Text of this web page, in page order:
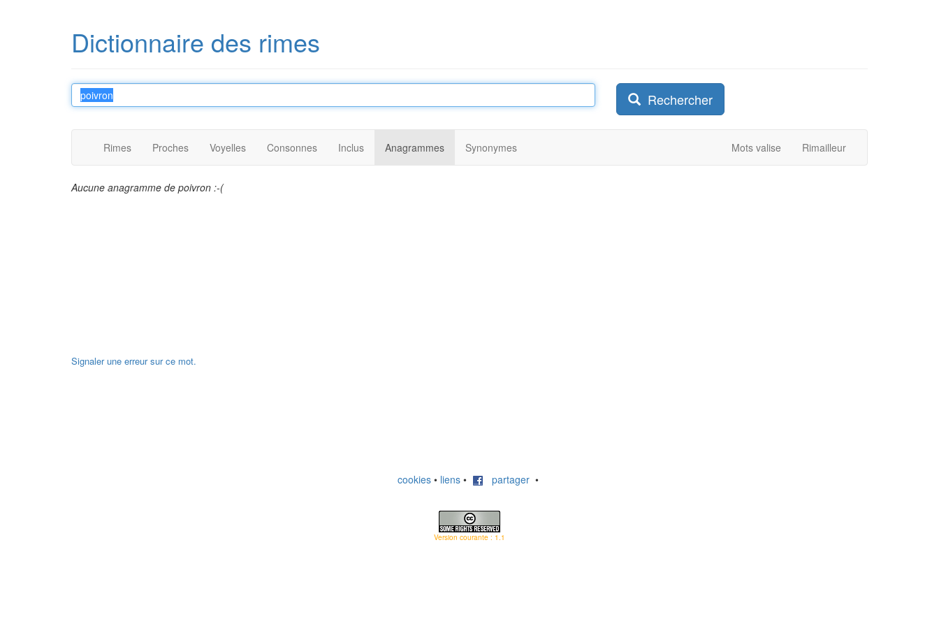
Dictionnaire des rimes
Rechercher
Rimes Proches Voyelles Consonnes Inclus Anagrammes Synonymes Mots valise Rimailleur
Aucune anagramme de poivron :-(
Signaler une erreur sur ce mot.
cookies • liens • partager •
Version courante : 1.1